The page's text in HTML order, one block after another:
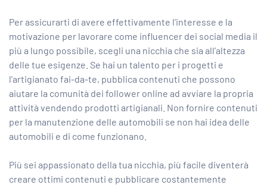
Per assicurarti di avere effettivamente l’interesse e la
motivazione per lavorare come influencer dei social media il
più a lungo possibile, scegli una nicchia che sia all’altezza
delle tue esigenze. Se hai un talento per i progetti e
l’artigianato fai-da-te, pubblica contenuti che possono
aiutare la comunità dei follower online ad avviare la propria
attività vendendo prodotti artigianali. Non fornire contenuti
per la manutenzione delle automobili se non hai idea delle
automobili e di come funzionano.
Più sei appassionato della tua nicchia, più facile diventerà
creare ottimi contenuti e pubblicare costantemente